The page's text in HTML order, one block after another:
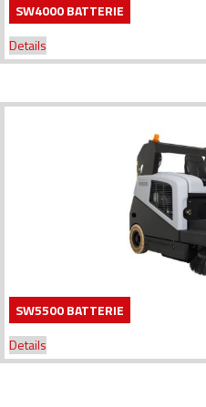
SW4000 BATTERIE
Details
SW5500 BATTERIE
Details